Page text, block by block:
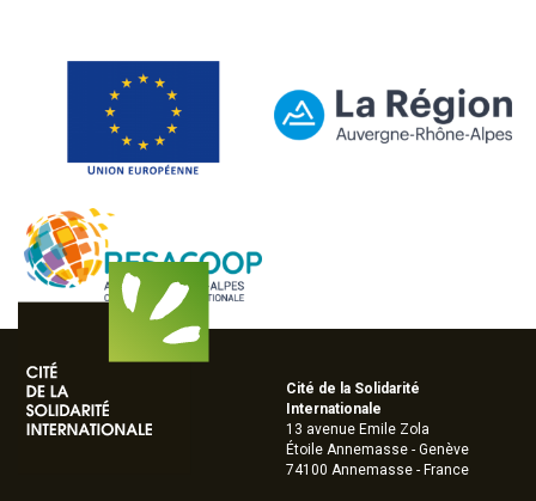
Cité de la Solidarité
Internationale
13 avenue Emile Zola
Étoile Annemasse - Genève
74100 Annemasse - France